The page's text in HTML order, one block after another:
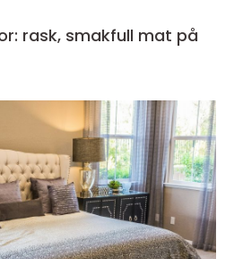
rask, smakfull mat på